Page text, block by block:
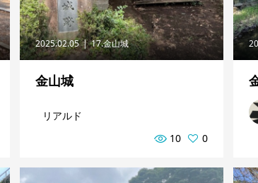
2025.02.05 17.金山城
金山城
リアルド
10
0